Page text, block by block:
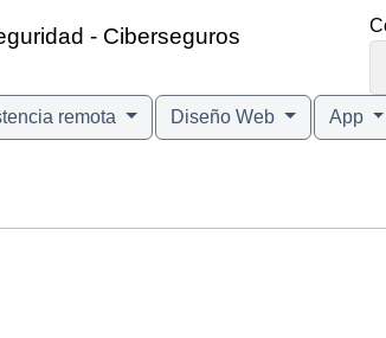
- Ciberseguros
remota Diseño Web App